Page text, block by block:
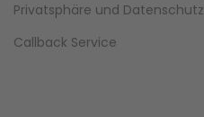
Privatsphäre und Datenschutz
Callback Service